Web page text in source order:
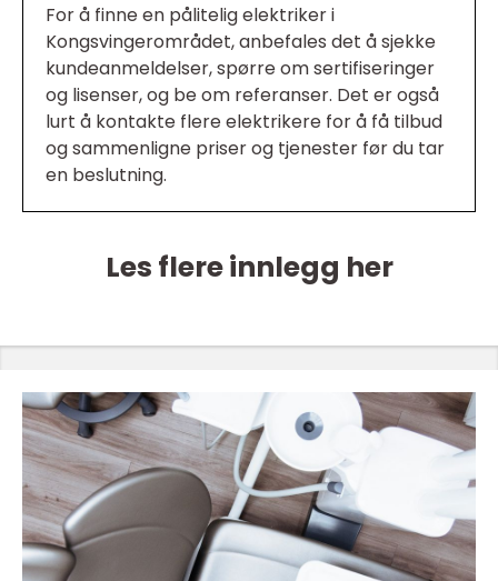
For å finne en pålitelig elektriker i
Kongsvingerområdet, anbefales det å sjekke
kundeanmeldelser, spørre om sertifiseringer
og lisenser, og be om referanser. Det er også
lurt å kontakte flere elektrikere for å få tilbud
og sammenligne priser og tjenester før du tar
en beslutning.
Les flere innlegg her